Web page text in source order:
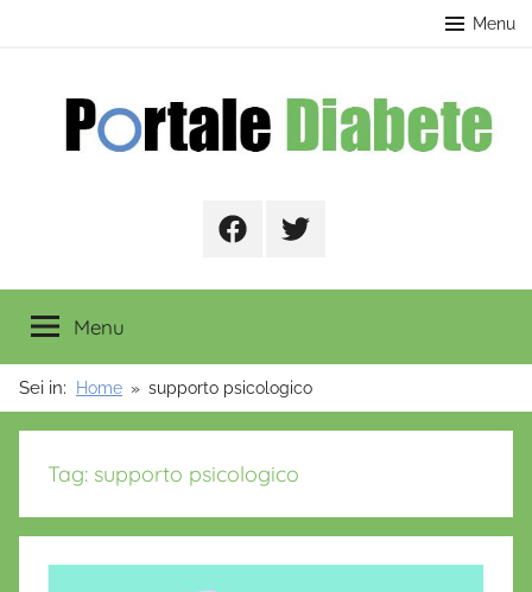
Menu
FacebookTwitter
Menu
Sei in: Home supporto psicologico
Tag: supporto psicologico